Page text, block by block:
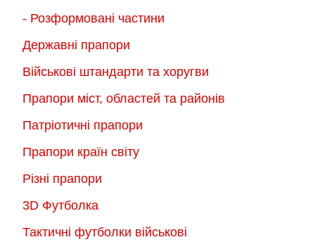
- Розформовані частини
Державні прапори
Військові штандарти та хоругви
Прапори міст, областей та районів
Патріотичні прапори
Прапори країн світу
Різні прапори
3D Футболка
Тактичні футболки військові